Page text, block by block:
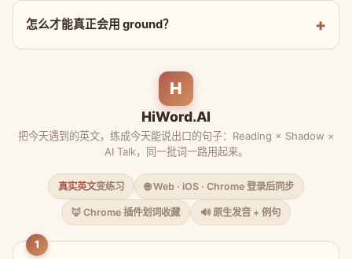
怎么才能真正会用 ground？
H
HiWord.AI
把今天遇到的英文，练成今天能说出口的句子：Reading × Shadow ×
AI Talk，同一批词一路用起来。
真实英文变练习 🌐 Web · iOS · Chrome 登录后同步
🦊 Chrome 插件划词收藏 🔊 原生发音 + 例句
1